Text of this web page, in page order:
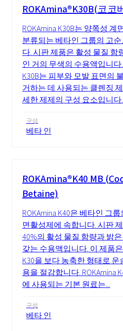
ROKAmina®K30B(코코
ROKAmina K30B는 양쪽성 계
분류되는 베타인 그룹의 고
다. 시판 제품은 활성 물질 함
인 거의 무색의 수용액입니다.
K30B는 피부와 모발 표면의
거하는 데 사용되는 클렌징
세한 제제의 구성 요소입니다.
구성
베타 인
ROKAmina®K40 MB
Betaine)
ROKAmina K40은 베타인 그
면활성제에 속합니다. 시판
40%의 활성 물질 함량과 밝
갖는 수용액입니다. 이 제품은
K30을 보다 농축한 형태로 운
용을 절감합니다. ROKAmina
에 사용되는 기본 원료는...
구성
베타 인